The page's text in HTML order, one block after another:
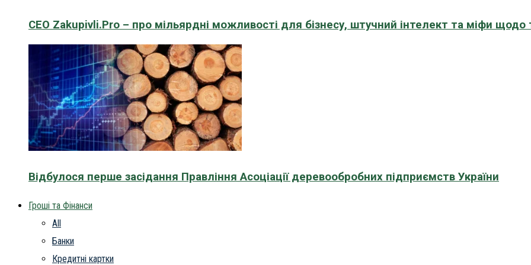
CEO Zakupivli.Pro – про мільярдні можливості для бізнесу, штучний інтелект та міфи щодо
Відбулося перше засідання Правління Асоціації деревообробних підприємств України
Гроші та Фінанси
All
Банки
Кредитні картки